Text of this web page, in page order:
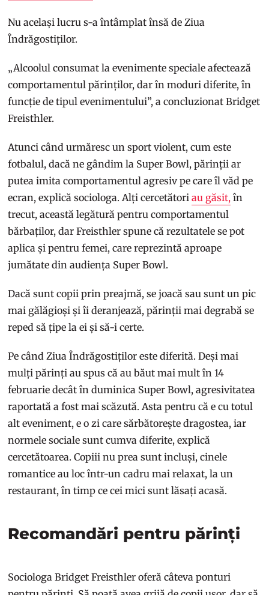
Nu același lucru s-a întâmplat însă de Ziua
Îndrăgostiților.
„Alcoolul consumat la evenimente speciale afectează
comportamentul părinților, dar în moduri diferite, în
funcție de tipul evenimentului”, a concluzionat Bridget
Freisthler.
Atunci când urmăresc un sport violent, cum este
fotbalul, dacă ne gândim la Super Bowl, părinții ar
putea imita comportamentul agresiv pe care îl văd pe
ecran, explică sociologa. Alți cercetătoriau găsit, în
trecut, această legătură pentru comportamentul
bărbaților, dar Freisthler spune că rezultatele se pot
aplica și pentru femei, care reprezintă aproape
jumătate din audiența Super Bowl.
Dacă sunt copii prin preajmă, se joacă sau sunt un pic
mai gălăgioși și îi deranjează, părinții mai degrabă se
reped să țipe la ei și să-i certe.
Pe când Ziua Îndrăgostiților este diferită. Deși mai
mulți părinți au spus că au băut mai mult în 14
februarie decât în duminica Super Bowl, agresivitatea
raportată a fost mai scăzută. Asta pentru că e cu totul
alt eveniment, e o zi care sărbătorește dragostea, iar
normele sociale sunt cumva diferite, explică
cercetătoarea. Copiii nu prea sunt incluși, cinele
romantice au loc într-un cadru mai relaxat, la un
restaurant, în timp ce cei mici sunt lăsați acasă.
Recomandări pentru părinți
Sociologa Bridget Freisthler oferă câteva ponturi